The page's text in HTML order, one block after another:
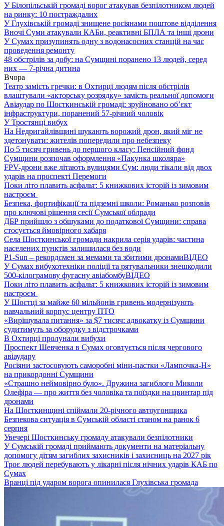
У Білопільській громаді ворог атакував безпілотником людей
на ринку: 10 постраждалих
У Глухівській громаді знищене росіянами поштове відділення
Вночі Суми атакували КАБи, реактивні БПЛА та інші дрони
У Сумах призупинять одну з водонасосних станцій на час
проведення ремонту
48 обстрілів за добу: на Сумщині поранено 13 людей, серед
них — 7-річна дитина
Вчора
Театр замість гречки: в Охтирці людям після обстрілів
влаштували «акторську розрядку» замість реальної допомоги
Авіаудар по Шосткинській громаді: зруйновано об’єкт
інфраструктури, поранений 57-річний чоловік
У Тростянці вибух
На Недригайлівщині шукають ворожий дрон, який міг не
здетонувати: жителів попередили про небезпеку
По 5 тисяч гривень до першого класу: Пенсійний фонд
Сумщини розпочав оформлення «Пакунка школяра»
FPV-дрони вже літають вулицями Сум: люди тікали від двох
ударів на проспекті Перемоги
Поки літо плавить асфальт: 5 книжкових історій із зимовим
настроєм
Безпека, фортифікації та підземні школи: Романько розповів
про ключові рішення сесії Сумської облради
ДБР прийшло з обшуками до податкової Сумщини: справа
стосується ймовірного хабаря
Села Шосткинської громади накрила серія ударів: частина
населених пунктів залишилася без води
P1-Sun – рекордсмен за мемами та збитими дронамиВІДЕО
У Сумах вибухотехніки поліції та рятувальники знешкодили
500-кілограмову фугасну авіабомбуВІДЕО
Поки літо плавить асфальт: 5 книжкових історій із зимовим
настроєм
У Шостці за майже 60 мільйонів гривень модернізують
навчальний корпус центру ПТО
«Вирішувала питання» за $7 тисяч: адвокатку із Сумщини
судитимуть за оборудку з відстрочками
В Охтирці пролунали вибухи
Проспект Шевченка в Сумах оговтується після чергового
авіаудару
Росіяни застосовують саморобні міни-пастки «Лампочка-Н»
на прикордонні Сумщини
«Страшно неймовірно було». Дружина загиблого Миколи
Олефіра — про життя без чоловіка та поїздки на цвинтар під
дронами
На Шосткинщині спіймали 20-річного автоугонщика
Безпекова ситуація в Сумській області станом на ранок 6
серпня
Увечері Шосткинську громаду атакували безпілотники
У Сумській громаді приймають документи на матеріальну
допомогу дітям загиблих захисників і захисниць на 2027 рік
Троє людей перебувають у лікарні після нічних ударів КАБ по
Сумах
Вранці під ударом ворога опинилася Глухівська громада